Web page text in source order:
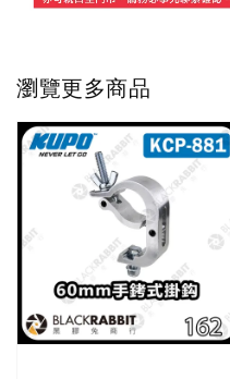
瀏覽更多商品